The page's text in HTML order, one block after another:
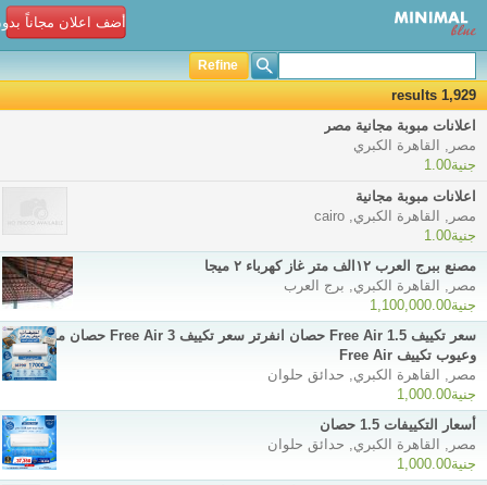
أضف اعلان مجاناً
Refine
1,929 results
اعلانات مبوبة مجانية مصر
مصر, القاهرة الكبري
جنية1.00
اعلانات مبوبة مجانية
مصر, القاهرة الكبري, cairo
جنية1.00
مصنع ببرج العرب ١٢الف متر غاز كهرباء ٢ ميجا
مصر, القاهرة الكبري, برج العرب
جنية1,100,000.00
سعر تكييف Free Air 1.5 حصان انفرتر سعر تكييف Free Air 3 حصان مميزات
وعيوب تكييف Free Air
مصر, القاهرة الكبري, حدائق حلوان
جنية1,000.00
أسعار التكييفات 1.5 حصان
مصر, القاهرة الكبري, حدائق حلوان
جنية1,000.00